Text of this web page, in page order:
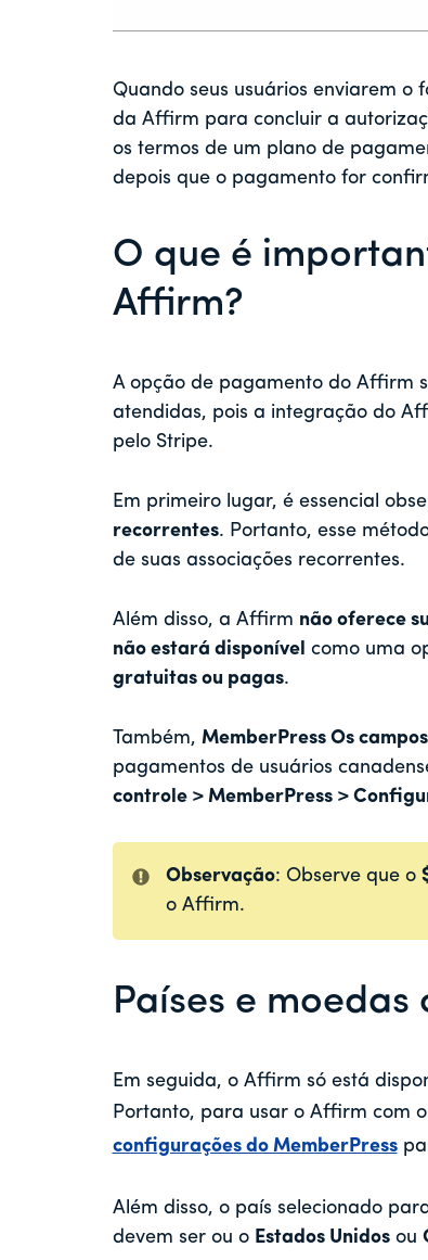
Quando seus usuários enviarem
da Affirm para concluir a
os termos de um plano de
depois que o pagamento for
O que é
Affirm?
A opção de pagamento do Affirm
atendidas, pois a integração do
pelo Stripe.
Em primeiro lugar, é essencial
recorrentes. Portanto, esse
de suas associações recorrentes.
Além disso, a Affirm não oferece
não estará disponível como uma
gratuitas ou pagas.
Também, MemberPress Os
pagamentos de usuários
controle > MemberPress >
Observação: Observe que o
o Affirm.
Países e
Em seguida, o Affirm só está
Portanto, para usar o Affirm com
configurações do MemberPress
Além disso, o país selecionado
devem ser ou o Estados Unidosou